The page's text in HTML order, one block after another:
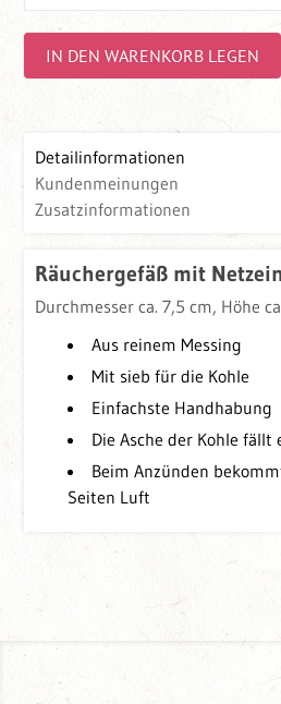
IN DEN WARENKORB LEGEN
Detailinformationen
Kundenmeinungen
Zusatzinformationen
Räuchergefäß mit
Durchmesser ca. 7,5 cm, Höhe
Aus reinem Messing
Mit sieb für die Kohle
Einfachste Handhabung
Die Asche der Kohle
Beim Anzünden
Seiten Luft